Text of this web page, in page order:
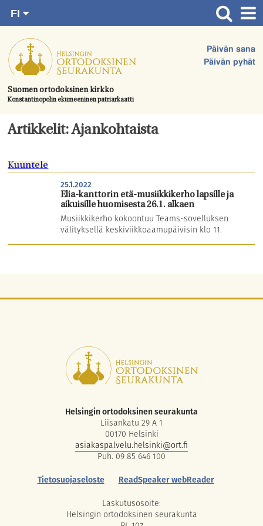
suoraan
sisältöön.
Suomen ortodoksinen kirkko
Konstantinopolin ekumeeninen patriarkaatti
Päivän sana
Päivän pyhät
FI
SV
EN
UA
Etusivu
Ajankohtaista
Juhlat & toimitukset
Kirkot
Tule mukaan
Hautausmaa
Yhteystiedot
Artikkelit: Ajankohtaista
Kuuntele
25.1.2022
Elia-kanttorin etä-musiikkikerho lapsille ja
aikuisille huomisesta 26.1. alkaen
Musiikkikerho kokoontuu Teams-sovelluksen
välityksellä keskiviikkoaamupäivisin klo 11.
Helsingin ortodoksinen seurakunta
Liisankatu 29 A 1
00170 Helsinki
asiakaspalvelu.helsinki@ort.fi
Puh. 09 85 646 100
Tietosuojaseloste
ReadSpeaker webReader
Laskutusosoite:
Helsingin ortodoksinen seurakunta